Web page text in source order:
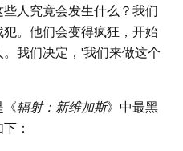
人究竟会发生什么？我们
。他们会变得疯狂，开始
我们决定，'我们来做这个
《辐射：新维加斯》中最黑
：